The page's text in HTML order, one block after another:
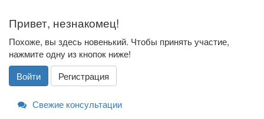
Привет, незнакомец!
Похоже, вы здесь новенький. Чтобы принять участие,
нажмите одну из кнопок ниже!
Войти
Регистрация
Свежие консультации